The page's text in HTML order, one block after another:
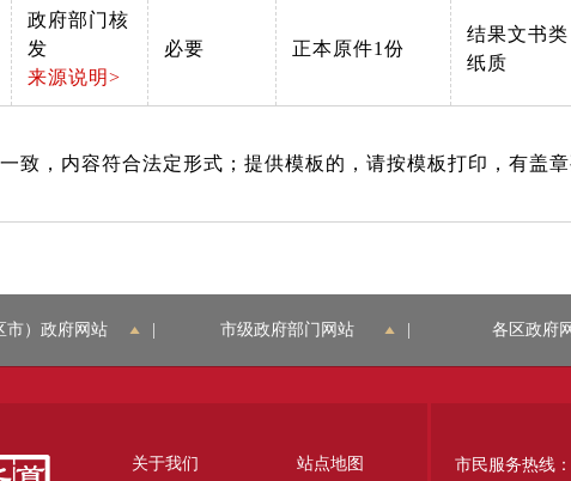
政府部门核
发
来源说明>
必要 正本原件1份
结果文书类
纸质
致，内容符合法定形式；提供模板的，请按模板打印，有盖章
市）政府网站 市级政府部门网站 各区政府
关于我们 站点地图 市民服务热线